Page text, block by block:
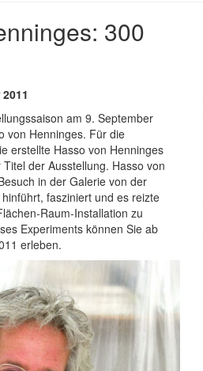
300
am 9. September
von Henninges. Für die
erstellte Hasso von Henninges
der Ausstellung. Hasso von
in der Galerie von der
fasziniert und es reizte
Raum-Installation zu
Experiments können Sie ab
erleben.